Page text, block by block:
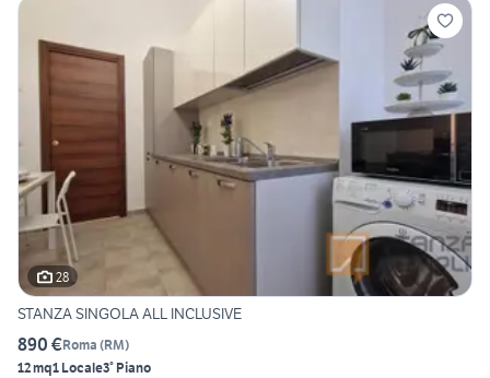
28
STANZA SINGOLA ALL INCLUSIVE
890 €Roma (RM)
12 mq1 Locale3° Piano